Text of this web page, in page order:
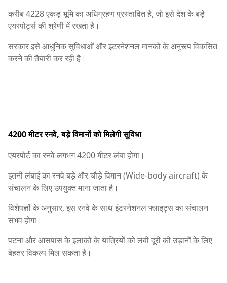
करीब 4228 एकड़ भूमि का अधिग्रहण प्रस्तावित है, जो इसे देश के बड़े
एयरपोर्ट्स की श्रेणी में रखता है।
सरकार इसे आधुनिक सुविधाओं और इंटरनेशनल मानकों के अनुरूप विकसित
करने की तैयारी कर रही है।
4200 मीटर रनवे, बड़े विमानों को मिलेगी सुविधा
एयरपोर्ट का रनवे लगभग 4200 मीटर लंबा होगा।
इतनी लंबाई का रनवे बड़े और चौड़े विमान (Wide-body aircraft) के
संचालन के लिए उपयुक्त माना जाता है।
विशेषज्ञों के अनुसार, इस रनवे के साथ इंटरनेशनल फ्लाइट्स का संचालन
संभव होगा।
पटना और आसपास के इलाकों के यात्रियों को लंबी दूरी की उड़ानों के लिए
बेहतर विकल्प मिल सकता है।